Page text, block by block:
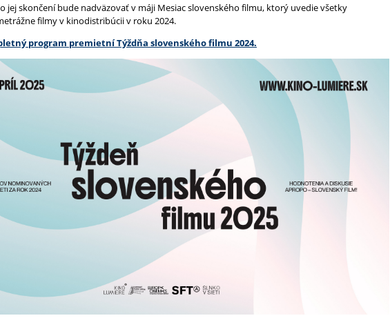
jej skončení bude nadväzovať v máji Mesiac slovenského filmu, ktorý uvedie všetky
filmy v kinodistribúcii v roku 2024.
program premietní Týždňa slovenského filmu 2024.